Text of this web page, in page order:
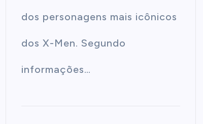
dos personagens mais icônicos
dos X-Men. Segundo
informações…